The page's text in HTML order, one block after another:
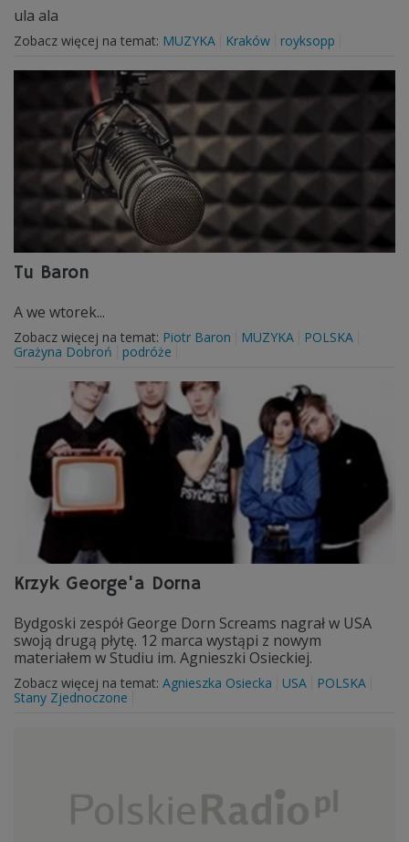
ula ala
Zobacz więcej na temat: MUZYKA Kraków royksopp
Tu Baron
A we wtorek...
Zobacz więcej na temat: Piotr Baron MUZYKA
POLSKA
Grażyna Dobroń
podróże
Krzyk George'a Dorna
Bydgoski zespół George Dorn Screams nagrał w USA
swoją drugą płytę. 12 marca wystąpi z nowym
materiałem w Studiu im. Agnieszki Osieckiej.
Zobacz więcej na temat: Agnieszka Osiecka USA
POLSKA
Stany Zjednoczone